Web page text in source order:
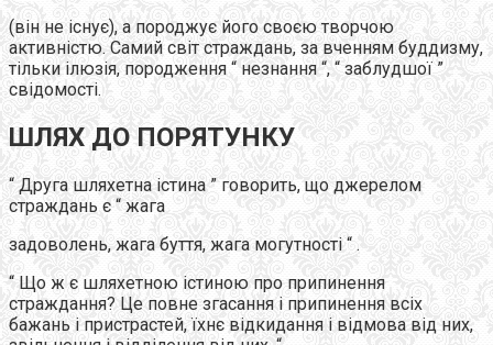
(він не існує), а породжує його своєю творчою
активністю. Самий світ страждань, за вченням буддизму,
тільки ілюзія, породження “ незнання “, “ заблудшої ”
свідомості.
ШЛЯХ ДО ПОРЯТУНКУ
“ Друга шляхетна істина ” говорить, що джерелом
страждань є “ жага
задоволень, жага буття, жага могутності “ .
“ Що ж є шляхетною істиною про припинення
страждання? Це повне згасання і припинення всіх
бажань і пристрастей, їхнє відкидання і відмова від них,